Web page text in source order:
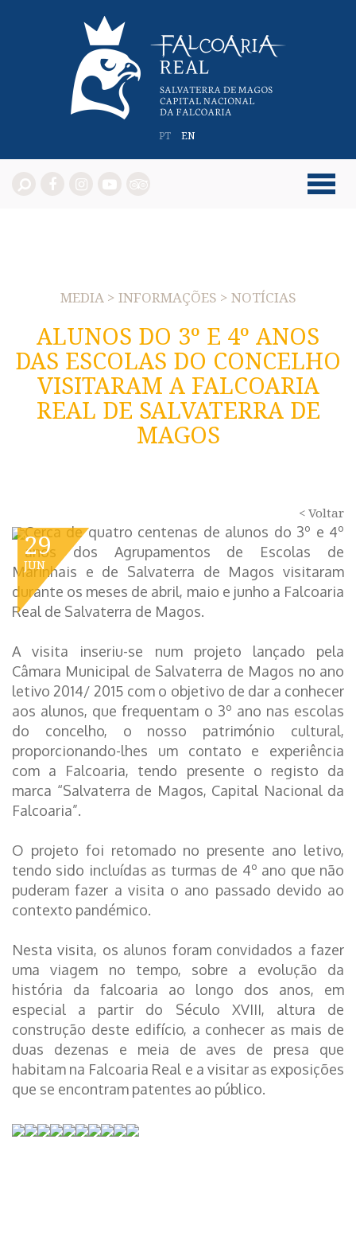
PT EN
MEDIA > INFORMAÇÕES > NOTÍCIAS
ALUNOS DO 3º E 4º ANOS
DAS ESCOLAS DO CONCELHO
VISITARAM A FALCOARIA
REAL DE SALVATERRA DE
MAGOS
< Voltar
29
JUN
Cerca de quatro centenas de alunos do 3º e 4º
anos dos Agrupamentos de Escolas de
Marinhais e de Salvaterra de Magos visitaram
durante os meses de abril, maio e junho a Falcoaria
Real de Salvaterra de Magos.
A visita inseriu-se num projeto lançado pela
Câmara Municipal de Salvaterra de Magos no ano
letivo 2014/ 2015 com o objetivo de dar a conhecer
aos alunos, que frequentam o 3º ano nas escolas
do concelho, o nosso património cultural,
proporcionando-lhes um contato e experiência
com a Falcoaria, tendo presente o registo da
marca “Salvaterra de Magos, Capital Nacional da
Falcoaria”.
O projeto foi retomado no presente ano letivo,
tendo sido incluídas as turmas de 4º ano que não
puderam fazer a visita o ano passado devido ao
contexto pandémico.
Nesta visita, os alunos foram convidados a fazer
uma viagem no tempo, sobre a evolução da
história da falcoaria ao longo dos anos, em
especial a partir do Século XVIII, altura de
construção deste edifício, a conhecer as mais de
duas dezenas e meia de aves de presa que
habitam na Falcoaria Real e a visitar as exposições
que se encontram patentes ao público.